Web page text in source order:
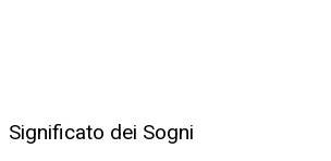
Significato dei Sogni